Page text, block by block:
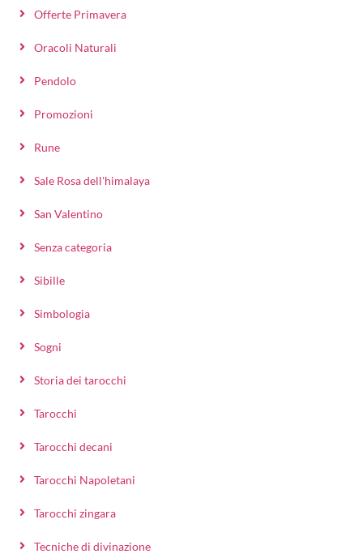
Offerte Primavera
Oracoli Naturali
Pendolo
Promozioni
Rune
Sale Rosa dell'himalaya
San Valentino
Senza categoria
Sibille
Simbologia
Sogni
Storia dei tarocchi
Tarocchi
Tarocchi decani
Tarocchi Napoletani
Tarocchi zingara
Tecniche di divinazione